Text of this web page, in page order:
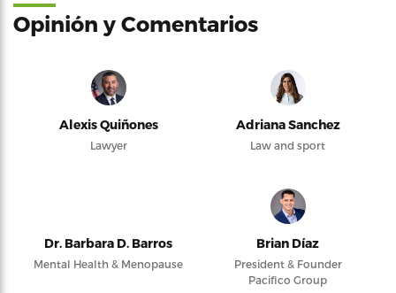
Opinión y Comentarios
Alexis Quiñones
Lawyer
Adriana Sanchez
Law and sport
Dr. Barbara D. Barros
Mental Health & Menopause
Brian Díaz
President & Founder
Pacifico Group